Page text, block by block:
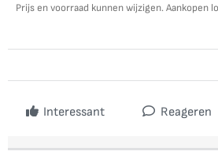
Prijs en voorraad kunnen wijzigen. Aankopen
Interessant Reageren